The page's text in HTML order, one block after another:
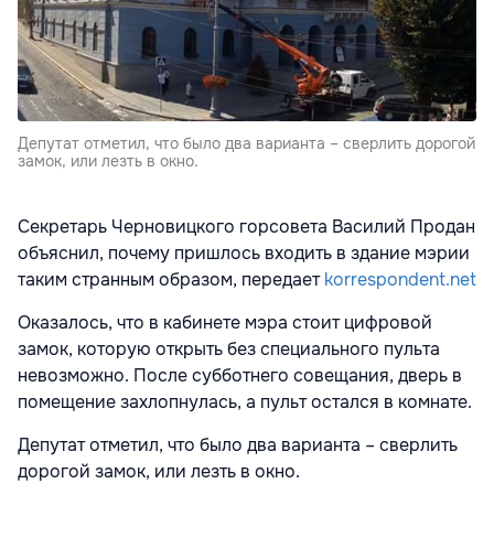
Депутат отметил, что было два варианта – сверлить дорогой
замок, или лезть в окно.
Секретарь Черновицкого горсовета Василий Продан
объяснил, почему пришлось входить в здание мэрии
таким странным образом, передаетkorrespondent.net
Оказалось, что в кабинете мэра стоит цифровой
замок, которую открыть без специального пульта
невозможно. После субботнего совещания, дверь в
помещение захлопнулась, а пульт остался в комнате.
Депутат отметил, что было два варианта – сверлить
дорогой замок, или лезть в окно.